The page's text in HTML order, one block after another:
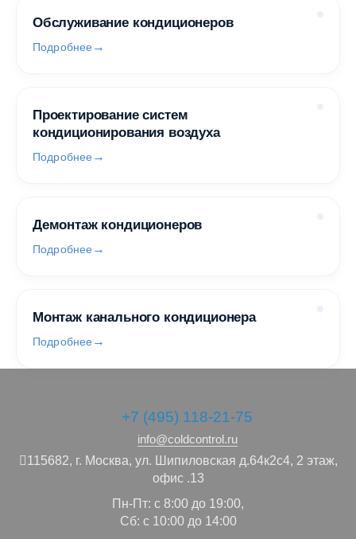
Обслуживание кондиционеров
Подробнее
Проектирование систем
кондиционирования воздуха
Подробнее
Демонтаж кондиционеров
Подробнее
Монтаж канального кондиционера
Подробнее
+7 (495) 118-21-75
info@coldcontrol.ru
115682, г. Москва, ул. Шипиловская д.64к2с4, 2 этаж,
офис .13
Пн-Пт: с 8:00 до 19:00,
Сб: с 10:00 до 14:00